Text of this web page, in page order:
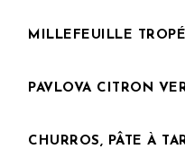
MILLEFEUILLE
PAVLOVA CITRON
CHURROS, PÂTE À